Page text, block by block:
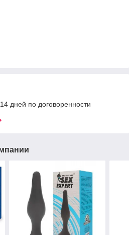
дней по договоренности